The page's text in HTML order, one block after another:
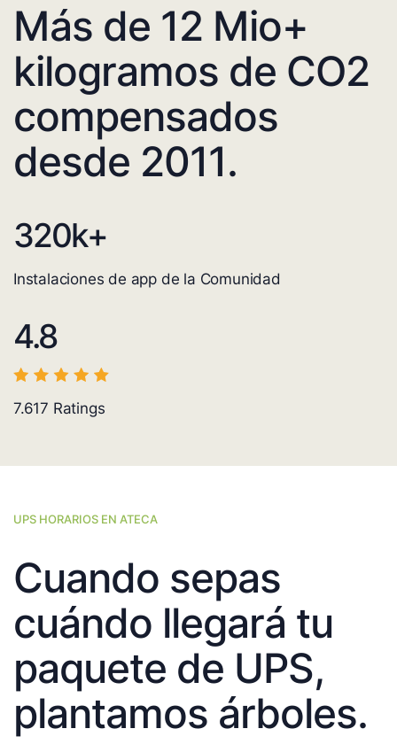
Más de 12 Mio+
kilogramos de CO2
compensados
desde 2011.
320k+
Instalaciones de app de la Comunidad
4.8
7.617 Ratings
UPS HORARIOS EN ATECA
Cuando sepas
cuándo llegará tu
paquete de UPS,
plantamos árboles.